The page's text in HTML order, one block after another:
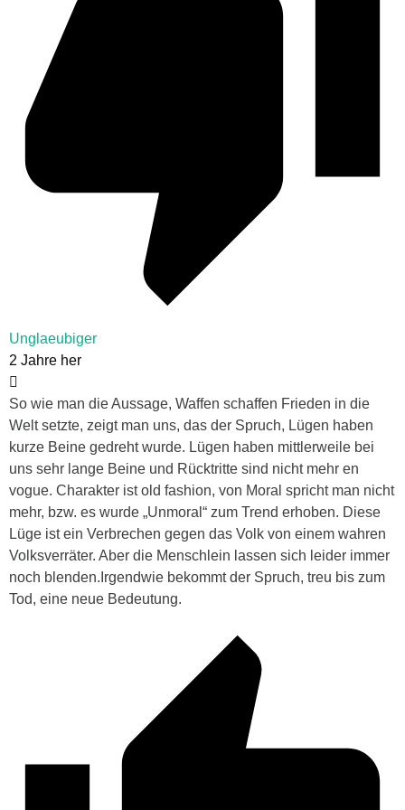
Unglaeubiger
2 Jahre her
So wie man die Aussage, Waffen schaffen Frieden in die
Welt setzte, zeigt man uns, das der Spruch, Lügen haben
kurze Beine gedreht wurde. Lügen haben mittlerweile bei
uns sehr lange Beine und Rücktritte sind nicht mehr en
vogue. Charakter ist old fashion, von Moral spricht man nicht
mehr, bzw. es wurde „Unmoral“ zum Trend erhoben. Diese
Lüge ist ein Verbrechen gegen das Volk von einem wahren
Volksverräter. Aber die Menschlein lassen sich leider immer
noch blenden.Irgendwie bekommt der Spruch, treu bis zum
Tod, eine neue Bedeutung.